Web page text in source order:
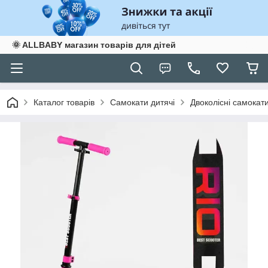
🌞 ALLBABY магазин товарів для дітей
Каталог товарів Самокати дитячі Двоколісні